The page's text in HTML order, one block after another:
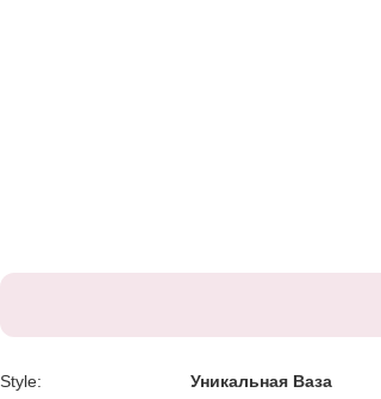
Style: Уникальная Ваза